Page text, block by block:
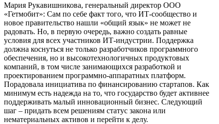
Мария Рукавишникова, генеральный директор ООО
«Гетмобит»: Сам по себе факт того, что ИТ-сообщество и
новое правительство нашли «общий язык» не может не
радовать. Но, в первую очередь, важно создать равные
условия для всех участников ИТ-индустрии. Поддержка
должна коснуться не только разработчиков программного
обеспечения, но и высокотехнологичных продуктовых
компаний, в том числе занимающихся разработкой и
проектированием программно-аппаратных платформ.
Порадовала инициатива по финансированию стартапов. Как
минимум есть надежда на то, что государство будет активнее
поддерживать малый инновационный бизнес. Следующий
шаг – придать всем решениям статус закона или
нематериальных активов и перейти к делу.